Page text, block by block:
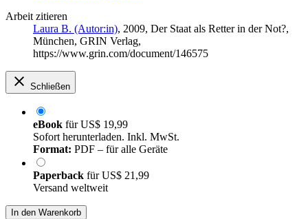
Arbeit zitieren
Laura B. (Autor:in), 2009, Der Staat als Retter in der Not?,
München, GRIN Verlag,
https://www.grin.com/document/146575
Schließen
eBook fürUS$ 19,99
Sofort herunterladen. Inkl. MwSt.
Format: PDF – für alle Geräte
Paperback fürUS$ 21,99
Versand weltweit
In den Warenkorb